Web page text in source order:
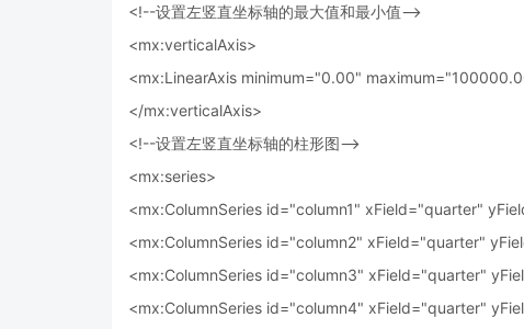
<!--设置左竖直坐标轴的最大值和最小值-->
<mx:verticalAxis>
<mx:LinearAxis minimum="0.00"
</mx:verticalAxis>
<!--设置左竖直坐标轴的柱形图-->
<mx:series>
<mx:ColumnSeries id="column1" xField="quarter"
<mx:ColumnSeries id="column2" xField="quarter"
<mx:ColumnSeries id="column3" xField="quarter"
<mx:ColumnSeries id="column4" xField="quarter"